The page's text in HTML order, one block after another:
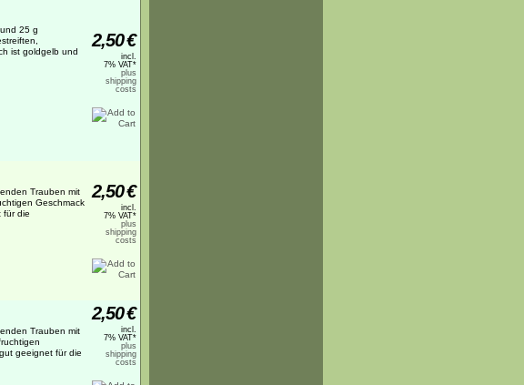
25 g
ist goldgelb und
2,50€
incl.
7% VAT*
plus
shipping
costs
Trauben mit
Geschmack
für die
2,50€
incl.
7% VAT*
plus
shipping
costs
Trauben mit
geeignet für die
2,50€
incl.
7% VAT*
plus
shipping
costs